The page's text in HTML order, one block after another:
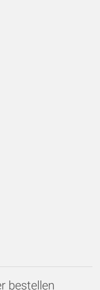
bestellen